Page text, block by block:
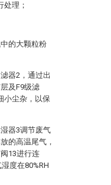
理；
的大颗粒粉
器2，通过出
及F9级滤
小尘杂，以保
器3调节废气
的高温尾气，
13进行连
度在80%RH